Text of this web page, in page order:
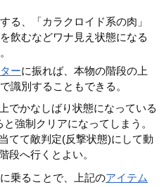
る、「カラクロイド系の肉」
飲むなどワナ見え状態になる
ーに振れば、本物の階段の上
識別することもできる。
でかなしばり状態になっている
強制クリアになってしまう。
てて敵判定(反撃状態)にして動
段へ行くとよい。
乗ることで、上記のアイテム